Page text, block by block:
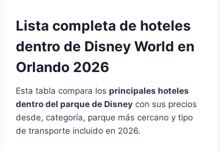
Lista completa de hoteles
dentro de Disney World en
Orlando 2026
Esta tabla compara los principales hoteles
dentro del parque de Disney con sus precios
desde, categoría, parque más cercano y tipo
de transporte incluido en 2026.